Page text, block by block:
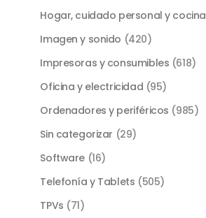
Hogar, cuidado personal y cocina
Imagen y sonido (420)
Impresoras y consumibles (618)
Oficina y electricidad (95)
Ordenadores y periféricos (985)
Sin categorizar (29)
Software (16)
Telefonía y Tablets (505)
TPVs (71)